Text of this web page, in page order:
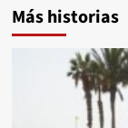
Más historias